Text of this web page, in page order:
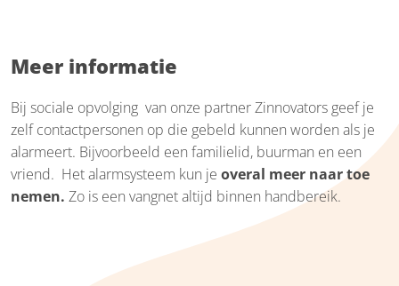
Meer informatie
Bij sociale opvolging van onze partner Zinnovators geef je
zelf contactpersonen op die gebeld kunnen worden als je
alarmeert. Bijvoorbeeld een familielid, buurman en een
vriend. Het alarmsysteem kun je overal meer naar toe
nemen. Zo is een vangnet altijd binnen handbereik.